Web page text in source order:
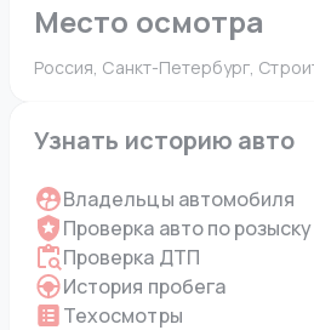
Место осмотра
Россия, Санкт-Петербург,
Узнать историю авто
Владельцы автомобиля
Проверка авто по розыску
Проверка ДТП
История пробега
Техосмотры